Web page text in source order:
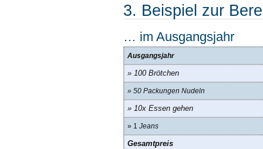
3. Beispiel zur
… im Ausgangsjahr
Ausgangsjahr
» 100 Brötchen
» 50 Packungen Nudeln
» 10x Essen gehen
» 1 Jeans
Gesamtpreis